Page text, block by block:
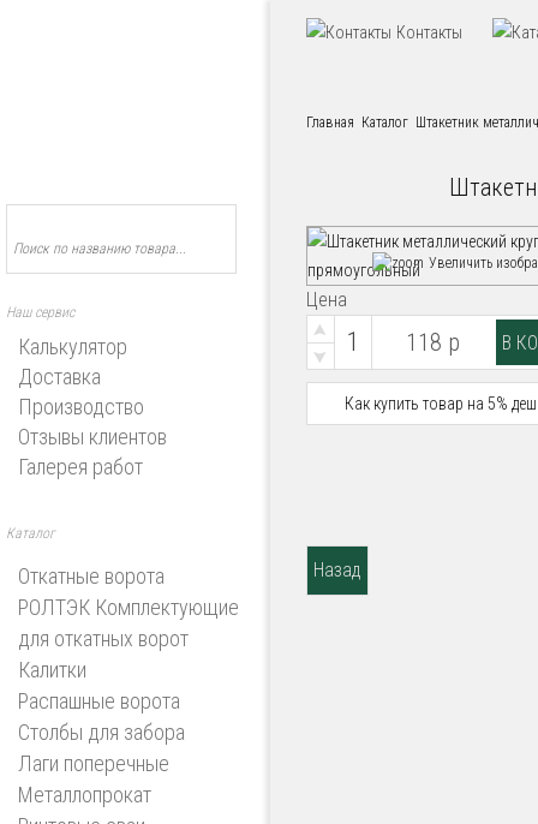
Наш сервис
Калькулятор
Доставка
Производство
Отзывы клиентов
Галерея работ
Каталог
Откатные ворота
РОЛТЭК Комплектующие
для откатных ворот
Калитки
Распашные ворота
Столбы для забора
Лаги поперечные
Металлопрокат
Контакты
Главная Каталог Штакетник
Увеличить
Цена
118 р
Как купить товар на 5%